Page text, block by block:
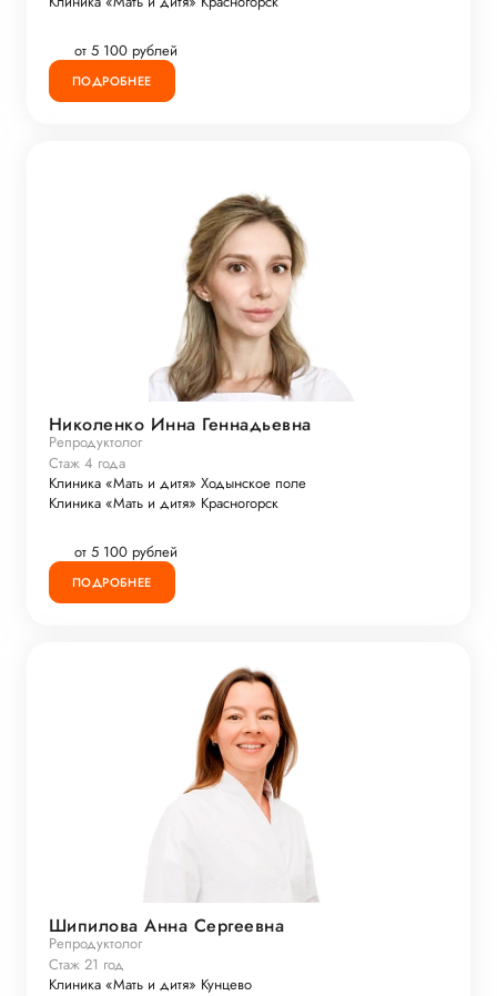
от 5 100 рублей
ПОДРОБНЕЕ
Николенко Инна Геннадьевна
Репродуктолог
Стаж 4 года
Клиника «Мать и дитя» Ходынское поле
Клиника «Мать и дитя» Красногорск
от 5 100 рублей
ПОДРОБНЕЕ
Шипилова Анна Сергеевна
Репродуктолог
Стаж 21 год
Клиника «Мать и дитя» Кунцево